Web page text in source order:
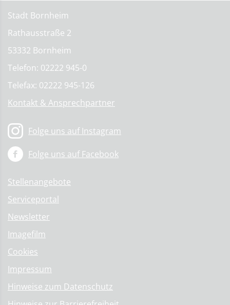
Stadt Bornheim
Rathausstraße 2
53332 Bornheim
Telefon: 02222 945-0
Telefax: 02222 945-126
Kontakt & Ansprechpartner
Folge uns auf Instagram
Folge uns auf Facebook
Stellenangebote
Serviceportal
Newsletter
Imagefilm
Cookies
Impressum
Hinweise zum Datenschutz